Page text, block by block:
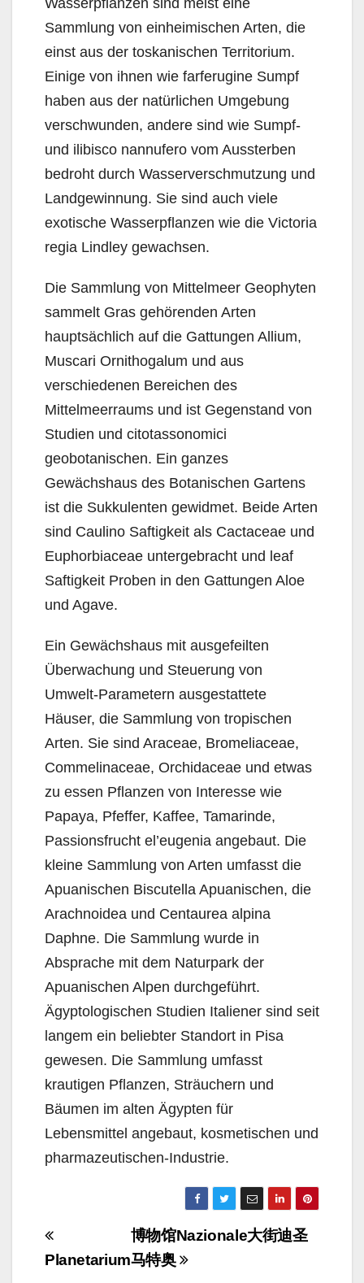
Wasserpflanzen sind meist eine
Sammlung von einheimischen Arten, die
einst aus der toskanischen Territorium.
Einige von ihnen wie farferugine Sumpf
haben aus der natürlichen Umgebung
verschwunden, andere sind wie Sumpf-
und ilibisco nannufero vom Aussterben
bedroht durch Wasserverschmutzung und
Landgewinnung. Sie sind auch viele
exotische Wasserpflanzen wie die Victoria
regia Lindley gewachsen.
Die Sammlung von Mittelmeer Geophyten
sammelt Gras gehörenden Arten
hauptsächlich auf die Gattungen Allium,
Muscari Ornithogalum und aus
verschiedenen Bereichen des
Mittelmeerraums und ist Gegenstand von
Studien und citotassonomici
geobotanischen. Ein ganzes
Gewächshaus des Botanischen Gartens
ist die Sukkulenten gewidmet. Beide Arten
sind Caulino Saftigkeit als Cactaceae und
Euphorbiaceae untergebracht und leaf
Saftigkeit Proben in den Gattungen Aloe
und Agave.
Ein Gewächshaus mit ausgefeilten
Überwachung und Steuerung von
Umwelt-Parametern ausgestattete
Häuser, die Sammlung von tropischen
Arten. Sie sind Araceae, Bromeliaceae,
Commelinaceae, Orchidaceae und etwas
zu essen Pflanzen von Interesse wie
Papaya, Pfeffer, Kaffee, Tamarinde,
Passionsfrucht el’eugenia angebaut. Die
kleine Sammlung von Arten umfasst die
Apuanischen Biscutella Apuanischen, die
Arachnoidea und Centaurea alpina
Daphne. Die Sammlung wurde in
Absprache mit dem Naturpark der
Apuanischen Alpen durchgeführt.
Ägyptologischen Studien Italiener sind seit
langem ein beliebter Standort in Pisa
gewesen. Die Sammlung umfasst
krautigen Pflanzen, Sträuchern und
Bäumen im alten Ägypten für
Lebensmittel angebaut, kosmetischen und
pharmazeutischen-Industrie.
Navigazione
articoli
博物馆Nazionale大街迪圣
马特奥
Planetarium